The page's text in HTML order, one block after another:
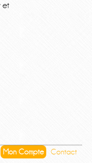
et
Mon Compte Contact